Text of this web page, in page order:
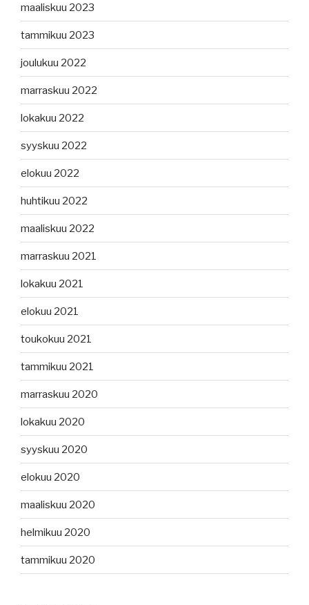
maaliskuu 2023
tammikuu 2023
joulukuu 2022
marraskuu 2022
lokakuu 2022
syyskuu 2022
elokuu 2022
huhtikuu 2022
maaliskuu 2022
marraskuu 2021
lokakuu 2021
elokuu 2021
toukokuu 2021
tammikuu 2021
marraskuu 2020
lokakuu 2020
syyskuu 2020
elokuu 2020
maaliskuu 2020
helmikuu 2020
tammikuu 2020